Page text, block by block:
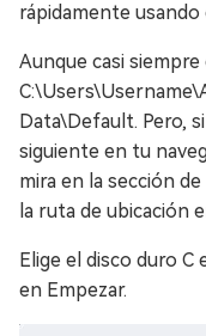
rápidamente usando
Aunque casi siempre
Data\Default. Pero,
siguiente en tu
mira en la sección
la ruta de ubicación
Elige el disco duro C
en Empezar.